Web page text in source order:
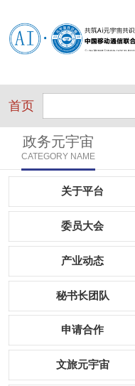
首页
政务元宇宙
CATEGORY NAME
关于平台
委员大会
产业动态
秘书长团队
申请合作
文旅元宇宙